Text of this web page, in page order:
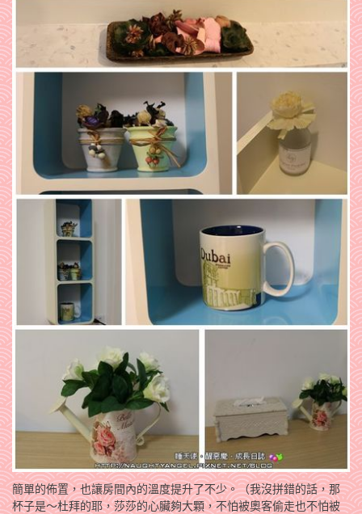
簡單的佈置，也讓房間內的溫度提升了不少。（我沒拼錯的話，那
杯子是～杜拜的耶，莎莎的心臟夠大顆，不怕被奧客偷走也不怕被